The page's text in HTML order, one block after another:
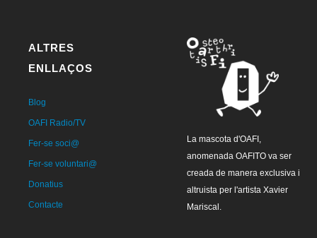
ALTRES
ENLLAÇOS
Blog
OAFI Radio/TV
Fer-se soci@
Fer-se voluntari@
Donatius
Contacte
La mascota d'OAFI,
anomenada OAFITO va ser
creada de manera exclusiva i
altruista per l'artista Xavier
Mariscal.